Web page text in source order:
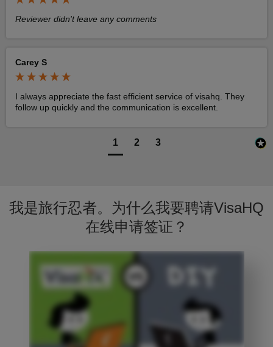
Reviewer didn't leave any comments
Carey S
I always appreciate the fast efficient service of visahq. They
follow up quickly and the communication is excellent.
1 2 3
我是旅行忍者。为什么我要聘请VisaHQ
在线申请签证？